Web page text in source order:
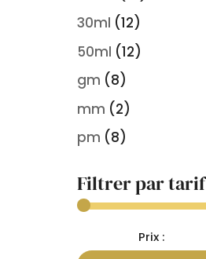
30ml (12)
50ml (12)
gm (8)
mm (2)
pm (8)
Filtrer par tarif
Prix :